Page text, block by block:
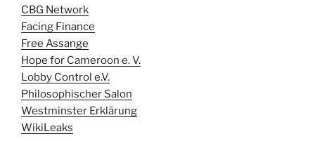
CBG Network
Facing Finance
Free Assange
Hope for Cameroon e. V.
Lobby Control e.V.
Philosophischer Salon
Westminster Erklärung
WikiLeaks